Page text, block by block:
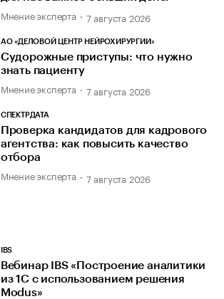
Мнение эксперта 7 августа 2026
АО «ДЕЛОВОЙ ЦЕНТР НЕЙРОХИРУРГИИ»
Судорожные приступы: что нужно
знать пациенту
Мнение эксперта 7 августа 2026
СПЕКТРДАТА
Проверка кандидатов для кадрового
агентства: как повысить качество
отбора
Мнение эксперта 7 августа 2026
IBS
Вебинар IBS «Построение аналитики
из 1С с использованием решения
Modus»